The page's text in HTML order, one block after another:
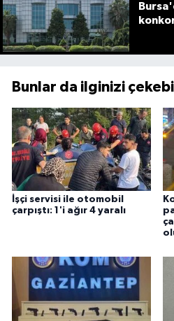
Bunlar da ilginizi
İşçi servisi ile otomobil
çarpıştı: 1'i ağır 4 yaralı